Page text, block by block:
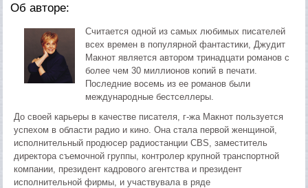
Об авторе:
Считается одной из самых любимых писателей
всех времен в популярной фантастики, Джудит
Макнот является автором тринадцати романов с
более чем 30 миллионов копий в печати.
Последние восемь из ее романов были
международные бестселлеры.
До своей карьеры в качестве писателя, г-жа Макнот пользуется
успехом в области радио и кино. Она стала первой женщиной,
исполнительный продюсер радиостанции CBS, заместитель
директора съемочной группы, контролер крупной транспортной
компании, президент кадрового агентства и президент
исполнительной фирмы, и участвувала в ряде